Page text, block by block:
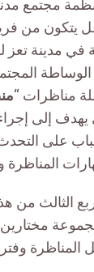
مجتمع
يتكون من
في مدينة
مناظرات “
يهدف إلى
على
المناظرة